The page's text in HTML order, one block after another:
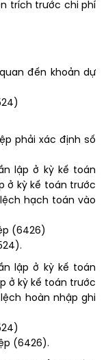
trích trước chi phí
đến khoản dự
phải xác định số
lập ở kỳ kế toán
ở kỳ kế toán trước
hạch toán vào
(6426)
lập ở kỳ kế toán
ở kỳ kế toán trước
hoàn nhập ghi
(6426).